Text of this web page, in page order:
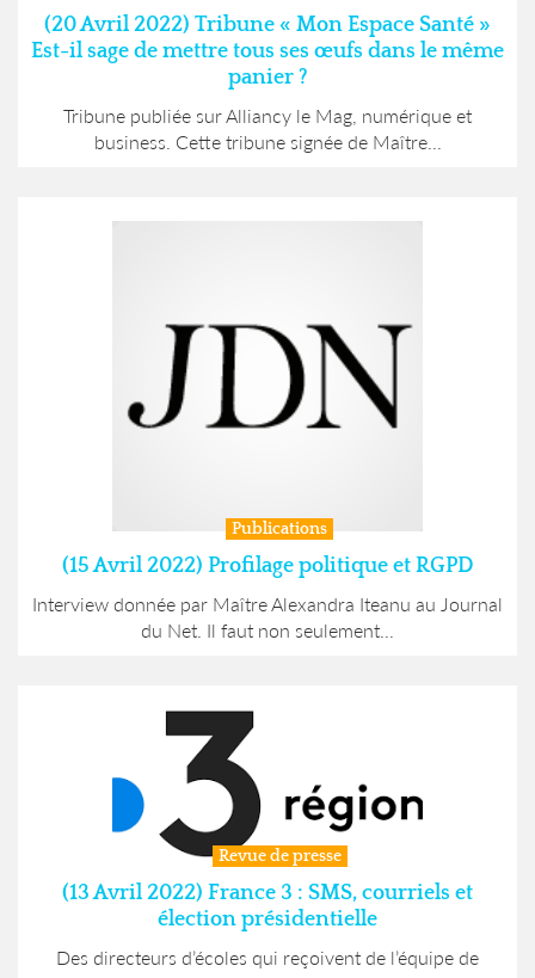
(20 Avril 2022) Tribune « Mon Espace Santé »
Est-il sage de mettre tous ses œufs dans le même
panier ?
Tribune publiée sur Alliancy le Mag, numérique et
business. Cette tribune signée de Maître...
Publications
(15 Avril 2022) Profilage politique et RGPD
Interview donnée par Maître Alexandra Iteanu au Journal
du Net. Il faut non seulement...
Revue de presse
(13 Avril 2022) France 3 : SMS, courriels et
élection présidentielle
Des directeurs d’écoles qui reçoivent de l’équipe de